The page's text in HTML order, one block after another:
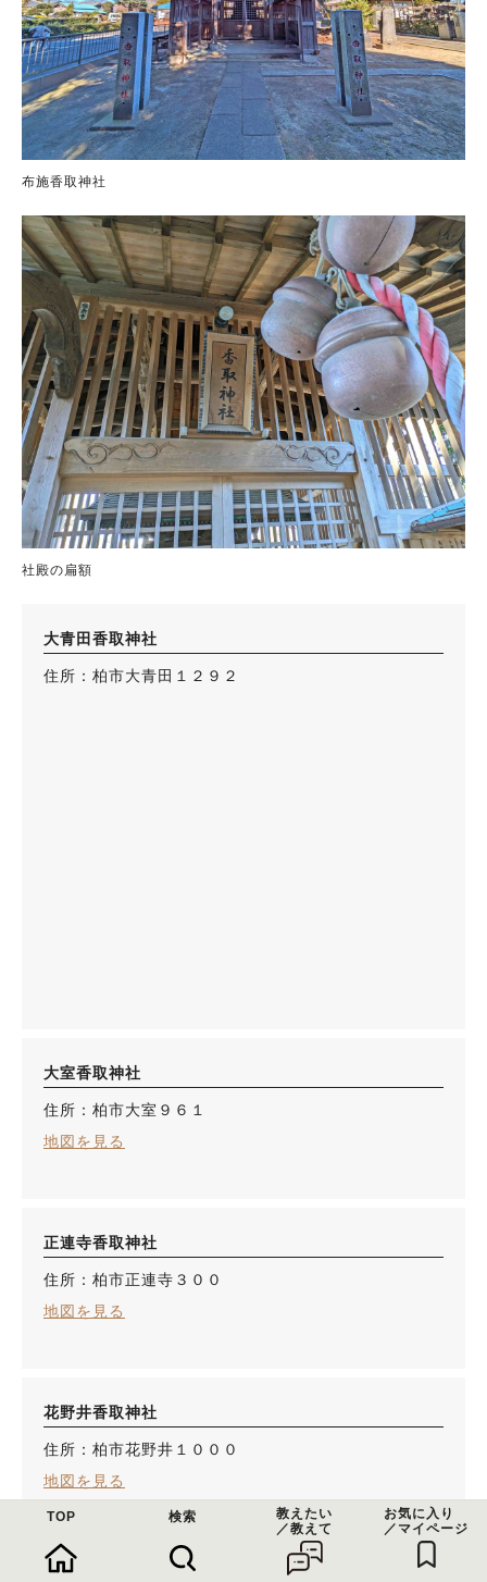
布施香取神社
社殿の扁額
大青田香取神社
住所：柏市大青田１２９２
大室香取神社
住所：柏市大室９６１
地図を見る
正連寺香取神社
住所：柏市正連寺３００
地図を見る
花野井香取神社
住所：柏市花野井１０００
地図を見る
TOP 検索
教えたい
／教えて
お気に入り
／マイページ